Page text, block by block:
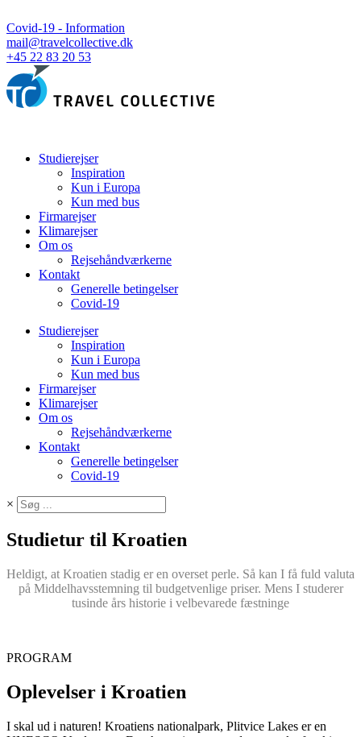
Covid-19 - Information
mail@travelcollective.dk
+45 22 83 20 53
Studierejser
Inspiration
Kun i Europa
Kun med bus
Firmarejser
Klimarejser
Om os
Rejsehåndværkerne
Kontakt
Generelle betingelser
Covid-19
Studierejser
Inspiration
Kun i Europa
Kun med bus
Firmarejser
Klimarejser
Om os
Rejsehåndværkerne
Kontakt
Generelle betingelser
Covid-19
×
Studietur til Kroatien
Heldigt, at Kroatien stadig er en overset perle. Så kan I få fuld valuta
på Middelhavsstemning til budgetvenlige priser. Mens I studerer
tusinde års historie i velbevarede fæstninge
PROGRAM
Oplevelser i Kroatien
I skal ud i naturen! Kroatiens nationalpark, Plitvice Lakes er en